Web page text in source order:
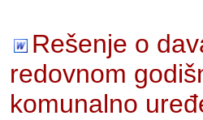
Rešenje o
redovnom
komunalno